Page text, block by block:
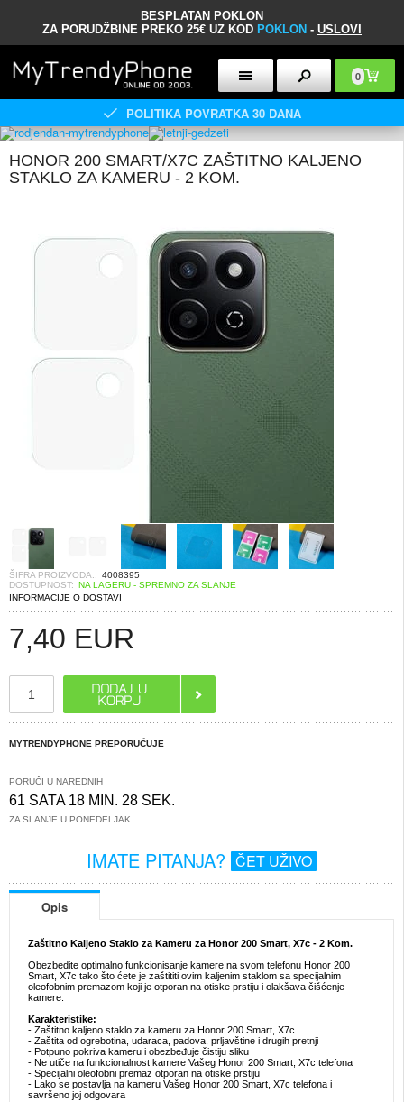
BESPLATAN POKLON
ZA PORUDŽBINE PREKO 25€ UZ KOD POKLON - USLOVI
0
POLITIKA POVRATKA 30 DANA
HONOR 200 SMART/X7C ZAŠTITNO KALJENO
STAKLO ZA KAMERU - 2 KOM.
ŠIFRA PROIZVODA:: 4008395
DOSTUPNOST: NA LAGERU - SPREMNO ZA SLANJE
INFORMACIJE O DOSTAVI
7,40 EUR
MYTRENDYPHONE PREPORUČUJE
PORUČI U NAREDNIH
61 SATA 18 MIN. 28 SEK.
ZA SLANJE U PONEDELJAK.
IMATE PITANJA? ČET UŽIVO
Opis
Zaštitno Kaljeno Staklo za Kameru za Honor 200 Smart, X7c - 2 Kom.
Obezbedite optimalno funkcionisanje kamere na svom telefonu Honor 200
Smart, X7c tako što ćete je zaštititi ovim kaljenim staklom sa specijalnim
oleofobnim premazom koji je otporan na otiske prstiju i olakšava čišćenje
kamere.
Karakteristike:
- Zaštitno kaljeno staklo za kameru za Honor 200 Smart, X7c
- Zaštita od ogrebotina, udaraca, padova, prljavštine i drugih pretnji
- Potpuno pokriva kameru i obezbeđuje čistiju sliku
- Ne utiče na funkcionalnost kamere Vašeg Honor 200 Smart, X7c telefona
- Specijalni oleofobni premaz otporan na otiske prstiju
- Lako se postavlja na kameru Vašeg Honor 200 Smart, X7c telefona i
savršeno joj odgovara